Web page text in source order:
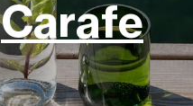
Carafe